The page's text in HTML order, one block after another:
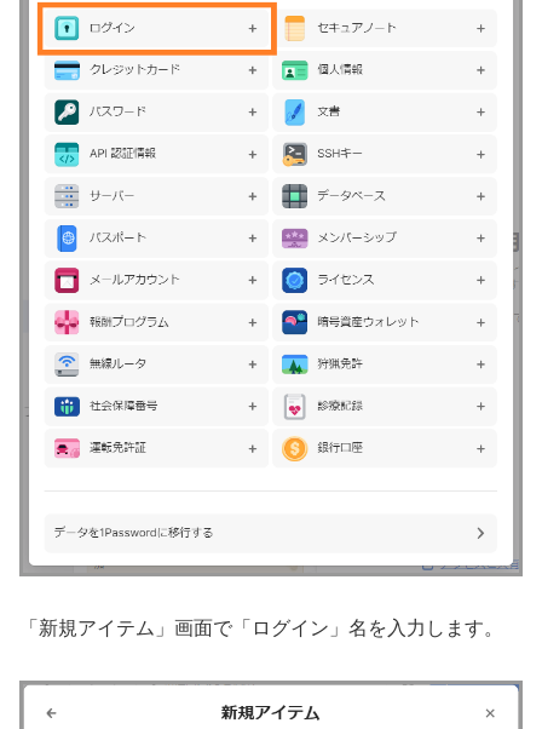
「新規アイテム」画面で「ログイン」名を入力します。